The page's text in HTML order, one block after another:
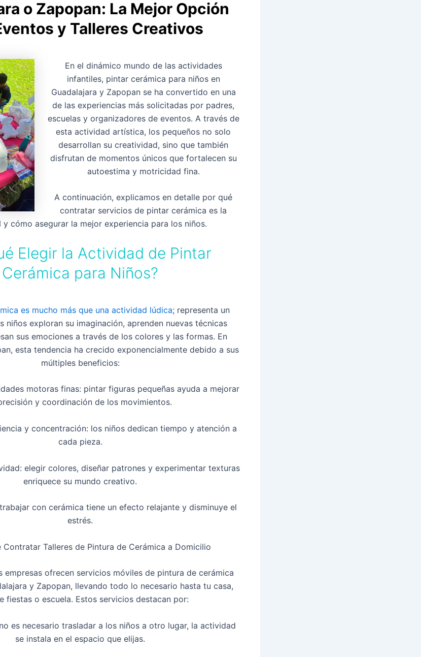
o Zapopan: La Mejor Opción
y Talleres Creativos
En el dinámico mundo de las actividades
infantiles, pintar cerámica para niños en
Guadalajara y Zapopan se ha convertido en una
de las experiencias más solicitadas por padres,
escuelas y organizadores de eventos. A través de
esta actividad artística, los pequeños no solo
desarrollan su creatividad, sino que también
disfrutan de momentos únicos que fortalecen su
autoestima y motricidad fina.
A continuación, explicamos en detalle por qué
contratar servicios de pintar cerámica es la
cómo asegurar la mejor experiencia para los niños.
Elegir la Actividad de Pintar
Cerámica para Niños?
es mucho más que una actividad lúdica; representa un
niños exploran su imaginación, aprenden nuevas técnicas
sus emociones a través de los colores y las formas. En
esta tendencia ha crecido exponencialmente debido a sus
múltiples beneficios:
motoras finas: pintar figuras pequeñas ayuda a mejorar
y coordinación de los movimientos.
y concentración: los niños dedican tiempo y atención a
cada pieza.
elegir colores, diseñar patrones y experimentar texturas
enriquece su mundo creativo.
con cerámica tiene un efecto relajante y disminuye el
estrés.
Contratar Talleres de Pintura de Cerámica a Domicilio
empresas ofrecen servicios móviles de pintura de cerámica
y Zapopan, llevando todo lo necesario hasta tu casa,
fiestas o escuela. Estos servicios destacan por:
es necesario trasladar a los niños a otro lugar, la actividad
se instala en el espacio que elijas.